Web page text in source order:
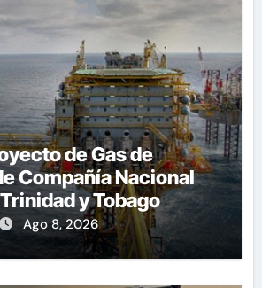
de Gas de
Compañía Nacional
y Tobago
Ago 8, 2026